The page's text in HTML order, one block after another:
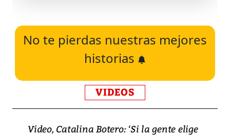
No te pierdas nuestras mejores
historias
VIDEOS
Video, Catalina Botero: ‘Si la gente elige